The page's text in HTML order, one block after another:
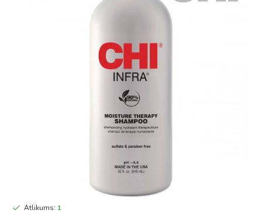
Atlikums: 1